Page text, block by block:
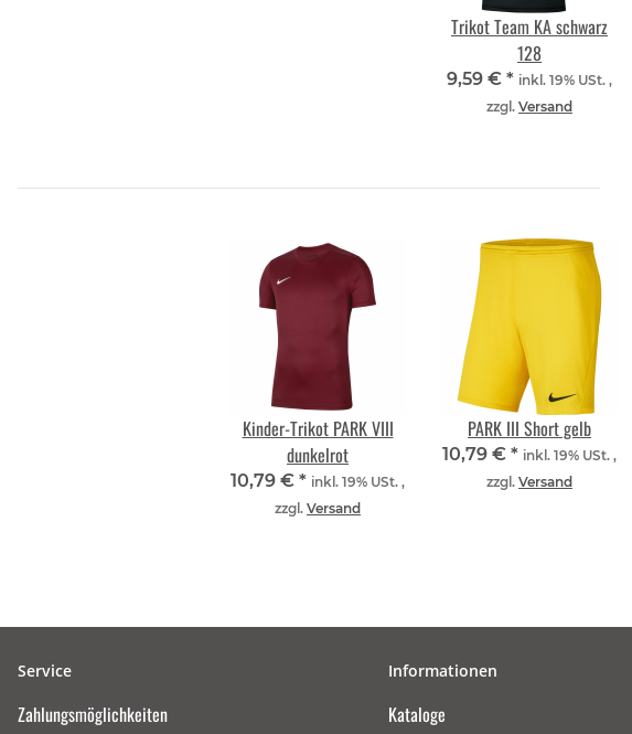
Trikot Team KA schwarz
128
9,59 € * inkl. 19% USt. ,
zzgl. Versand
Kinder-Trikot PARK VIII
dunkelrot
10,79 € * inkl. 19% USt. ,
zzgl. Versand
PARK III Short gelb
10,79 € * inkl. 19% USt. ,
zzgl. Versand
Service
Zahlungsmöglichkeiten
Informationen
Kataloge